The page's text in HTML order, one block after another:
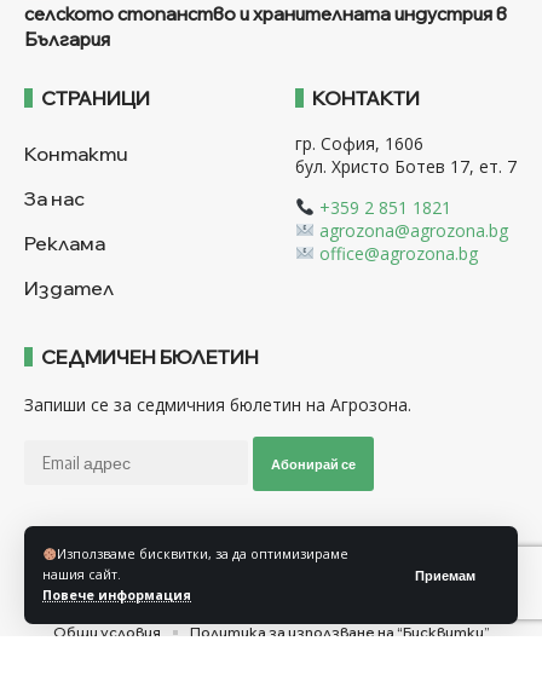
Използваме бисквитки, за да оптимизираме
нашия сайт.
Повече информация
Приемам
селското стопанство и хранителната индустрия в
България
СТРАНИЦИ
Контакти
За нас
Реклама
Издател
КОНТАКТИ
гр. София, 1606
бул. Христо Ботев 17, ет. 7
+359 2 851 1821
agrozona@agrozona.bg
office@agrozona.bg
СЕДМИЧЕН БЮЛЕТИН
Запиши се за седмичния бюлетин на Агрозона.
Абонирай се
Последвайте ни
Общи условия
Политика за използване на “Бисквитки”